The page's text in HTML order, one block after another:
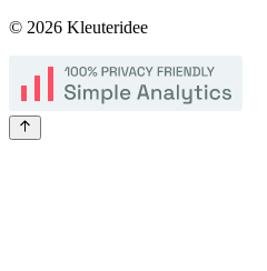
© 2026 Kleuteridee